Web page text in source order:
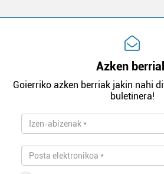
Azken
Goierriko azken berriak jakin nahi
buletinera!